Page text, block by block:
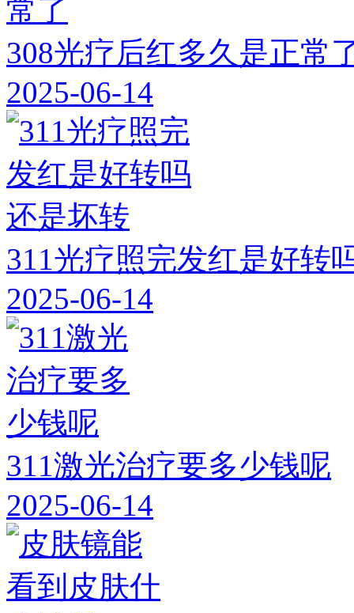
308光疗后红多久是正常
2025-06-14
311光疗照完发红是好转
2025-06-14
311激光治疗要多少钱呢
2025-06-14